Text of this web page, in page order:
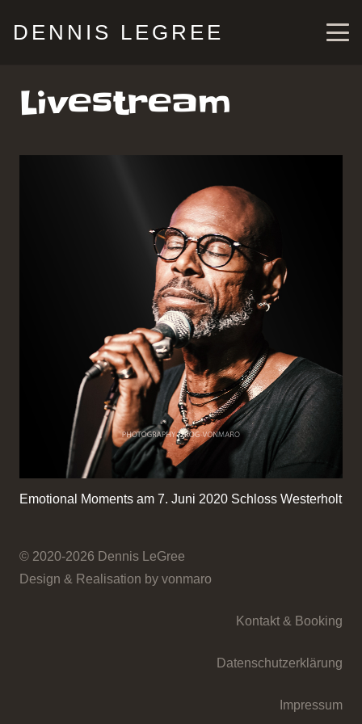
DENNIS LEGREE
Livestream
Emotional Moments am 7. Juni 2020 Schloss Westerholt
© 2020-2026 Dennis LeGree
Design & Realisation by vonmaro
Kontakt & Booking
Datenschutzerklärung
Impressum